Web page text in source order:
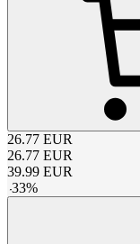
26.77 EUR
26.77 EUR
39.99 EUR
-33%